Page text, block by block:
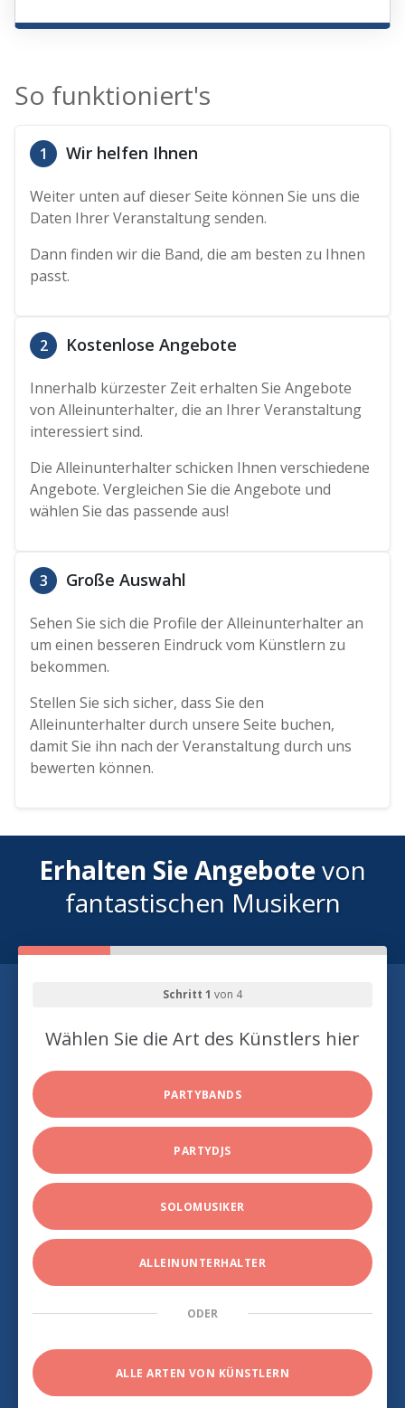
So funktioniert's
1 Wir helfen Ihnen
Weiter unten auf dieser Seite können Sie uns die
Daten Ihrer Veranstaltung senden.
Dann finden wir die Band, die am besten zu Ihnen
passt.
2 Kostenlose Angebote
Innerhalb kürzester Zeit erhalten Sie Angebote
von Alleinunterhalter, die an Ihrer Veranstaltung
interessiert sind.
Die Alleinunterhalter schicken Ihnen verschiedene
Angebote. Vergleichen Sie die Angebote und
wählen Sie das passende aus!
3 Große Auswahl
Sehen Sie sich die Profile der Alleinunterhalter an
um einen besseren Eindruck vom Künstlern zu
bekommen.
Stellen Sie sich sicher, dass Sie den
Alleinunterhalter durch unsere Seite buchen,
damit Sie ihn nach der Veranstaltung durch uns
bewerten können.
Erhalten Sie Angebotevon
fantastischen Musikern
Schritt 1 von 4
Wählen Sie die Art des Künstlers hier
PARTYBANDS
PARTYDJS
SOLOMUSIKER
ALLEINUNTERHALTER
ODER
ALLE ARTEN VON KÜNSTLERN